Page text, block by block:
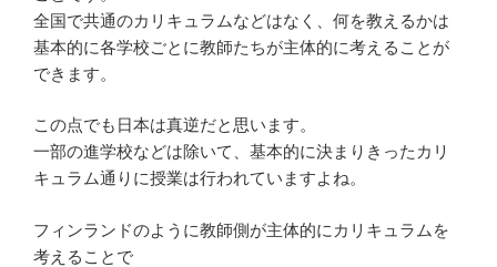
全国で共通のカリキュラムなどはなく、何を教えるかは
基本的に各学校ごとに教師たちが主体的に考えることが
できます。
この点でも日本は真逆だと思います。
一部の進学校などは除いて、基本的に決まりきったカリ
キュラム通りに授業は行われていますよね。
フィンランドのように教師側が主体的にカリキュラムを
考えることで